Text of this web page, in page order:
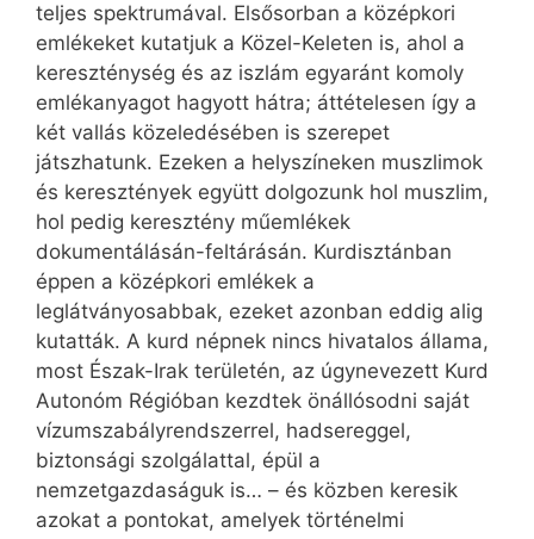
teljes spektrumával. Elsősorban a középkori
emlékeket kutatjuk a Közel-Keleten is, ahol a
kereszténység és az iszlám egyaránt komoly
emlékanyagot hagyott hátra; áttételesen így a
két vallás közeledésében is szerepet
játszhatunk. Ezeken a helyszíneken muszlimok
és keresztények együtt dolgozunk hol muszlim,
hol pedig keresztény műemlékek
dokumentálásán-feltárásán. Kurdisztánban
éppen a középkori emlékek a
leglátványosabbak, ezeket azonban eddig alig
kutatták. A kurd népnek nincs hivatalos állama,
most Észak-Irak területén, az úgynevezett Kurd
Autonóm Régióban kezdtek önállósodni saját
vízumszabály­rendszerrel, hadsereggel,
biztonsági szolgálattal, épül a
nemzetgazdaságuk is… – és közben keresik
azokat a pontokat, amelyek történelmi